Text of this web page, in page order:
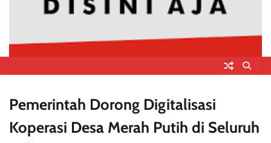
Pemerintah Dorong Digitalisasi
Koperasi Desa Merah Putih di Seluruh